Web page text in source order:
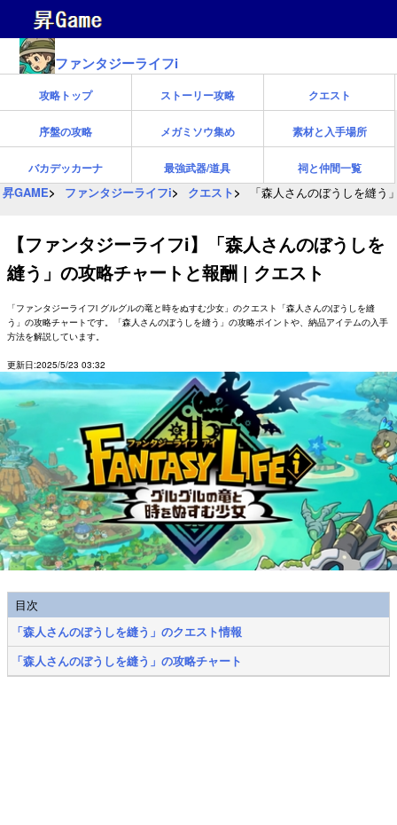
ファンタジーライフi
攻略トップ ストーリー攻略 クエスト
序盤の攻略 メガミソウ集め 素材と入手場所
バカデッカーナ 最強武器/道具 祠と仲間一覧
昇GAME ファンタジーライフi クエスト 「森人さんのぼうしを縫
【ファンタジーライフi】「森人さんのぼうしを
縫う」の攻略チャートと報酬 | クエスト
「ファンタジーライフi グルグルの竜と時をぬすむ少女」のクエスト「森人さんのぼうしを縫
う」の攻略チャートです。「森人さんのぼうしを縫う」の攻略ポイントや、納品アイテムの入手
方法を解説しています。
更新日:2025/5/23 03:32
目次
「森人さんのぼうしを縫う」のクエスト情報
「森人さんのぼうしを縫う」の攻略チャート